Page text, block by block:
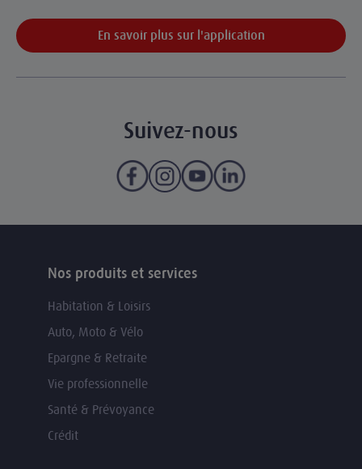
En savoir plus sur l'application
Suivez-nous
Nos produits et services
Habitation & Loisirs
Auto, Moto & Vélo
Epargne & Retraite
Vie professionnelle
Santé & Prévoyance
Crédit